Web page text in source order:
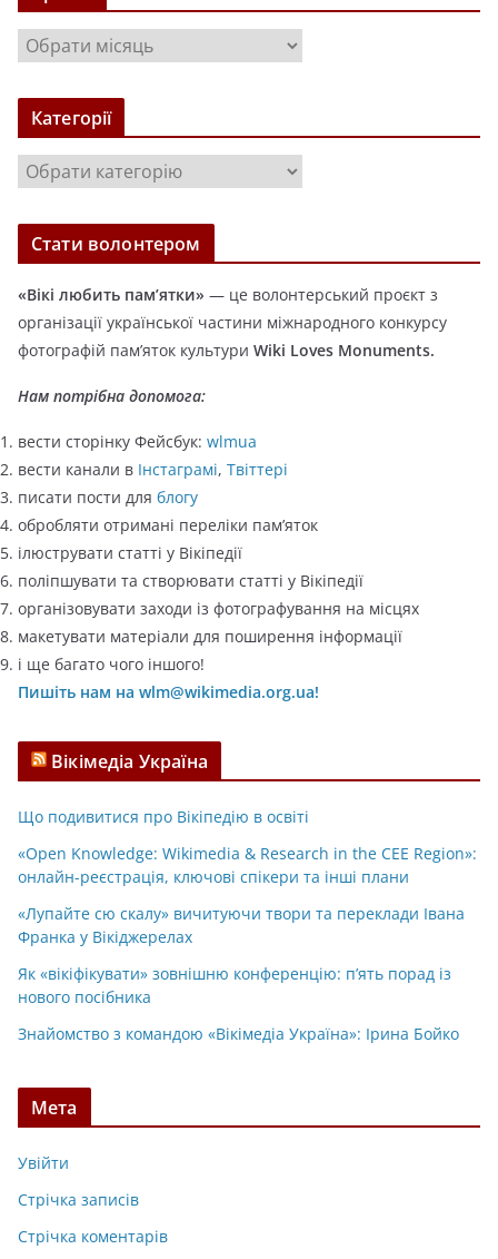
р
х
в
Категорії
а
т
о
р
і
ї
Стати волонтером
«Вікі любить пам’ятки» — це волонтерський проєкт з
організації української частини міжнародного конкурсу
фотографій пам’яток культури Wiki Loves Monuments.
Нам потрібна допомога:
вести сторінку Фейсбук: wlmua
вести канали в Інстаграмі, Твіттері
писати пости для блогу
обробляти отримані переліки пам’яток
ілюструвати статті у Вікіпедії
поліпшувати та створювати статті у Вікіпедії
організовувати заходи із фотографування на місцях
макетувати матеріали для поширення інформації
і ще багато чого іншого!
Пишіть нам на wlm@wikimedia.org.ua!
Вікімедіа Україна
Що подивитися про Вікіпедію в освіті
«Open Knowledge: Wikimedia & Research in the CEE Region»:
онлайн-реєстрація, ключові спікери та інші плани
«Лупайте сю скалу» вичитуючи твори та переклади Івана
Франка у Вікіджерелах
Як «вікіфікувати» зовнішню конференцію: п’ять порад із
нового посібника
Знайомство з командою «Вікімедіа Україна»: Ірина Бойко
Мета
Увійти
Стрічка записів
Стрічка коментарів